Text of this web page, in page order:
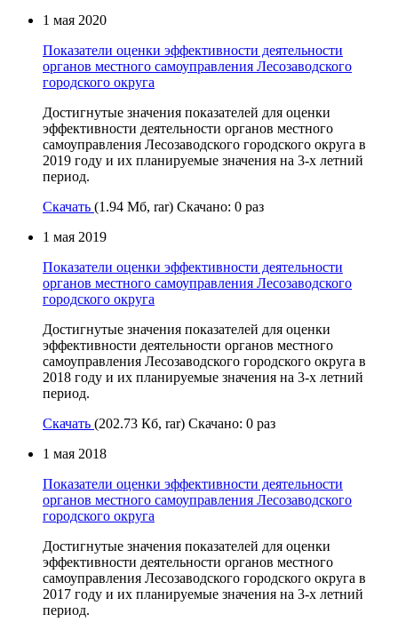
1 мая 2020
Показатели оценки эффективности деятельности
органов местного самоуправления Лесозаводского
городского округа
Достигнутые значения показателей для оценки
эффективности деятельности органов местного
самоуправления Лесозаводского городского округа в
2019 году и их планируемые значения на 3-х летний
период.
Скачать (1.94 Мб, rar) Скачано: 0 раз
1 мая 2019
Показатели оценки эффективности деятельности
органов местного самоуправления Лесозаводского
городского округа
Достигнутые значения показателей для оценки
эффективности деятельности органов местного
самоуправления Лесозаводского городского округа в
2018 году и их планируемые значения на 3-х летний
период.
Скачать (202.73 Кб, rar) Скачано: 0 раз
1 мая 2018
Показатели оценки эффективности деятельности
органов местного самоуправления Лесозаводского
городского округа
Достигнутые значения показателей для оценки
эффективности деятельности органов местного
самоуправления Лесозаводского городского округа в
2017 году и их планируемые значения на 3-х летний
период.